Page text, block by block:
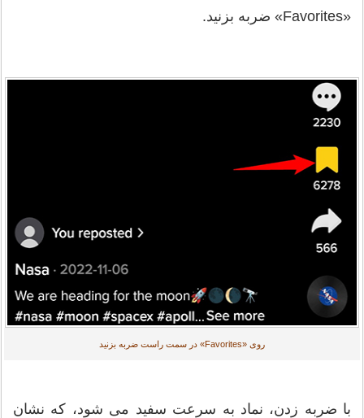
«Favorites» ضربه بزنید.
روی «Favorites» در سمت راست ضربه بزنید
با ضربه زدن، نماد به سرعت سفید می شود، که نشان